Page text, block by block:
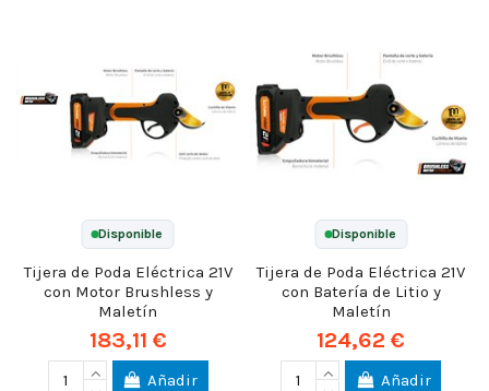
Disponible
Tijera de Poda Eléctrica 21V
con Motor Brushless y
Maletín
183,11 €
Añadir
Disponible
Tijera de Poda Eléctrica 21V
con Batería de Litio y
Maletín
124,62 €
Añadir